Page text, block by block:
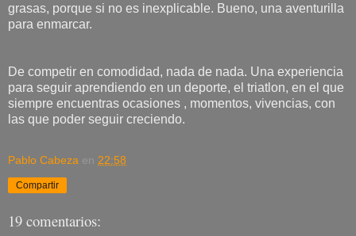
grasas, porque si no es inexplicable. Bueno, una aventurilla
para enmarcar.
De competir en comodidad, nada de nada. Una experiencia
para seguir aprendiendo en un deporte, el triatlon, en el que
siempre encuentras ocasiones , momentos, vivencias, con
las que poder seguir creciendo.
Pablo Cabeza en 22:58
Compartir
19 comentarios: